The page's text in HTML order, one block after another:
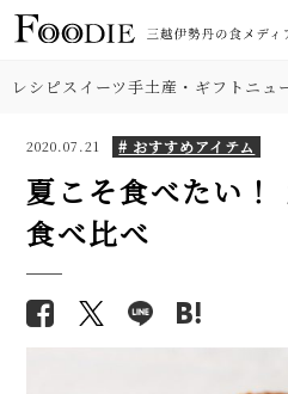
レシピスイーツ手土産・ギフト ニュ
2020.07.21 # おすすめアイテム
夏こそ食べたい！
食べ比べ